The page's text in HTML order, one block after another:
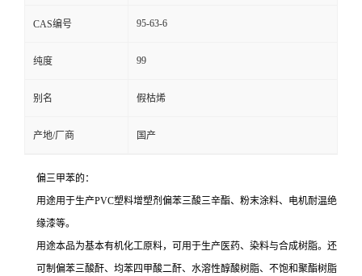
CAS编号 95-63-6
纯度 99
别名 假枯烯
产地/厂商 国产
偏三甲苯的：
用途用于生产PVC塑料增塑剂偏苯三酸三辛酯、粉末涂料、电机耐温绝
缘漆等。
用途本品为基本有机化工原料，可用于生产医药、染料与合成树脂。还
可制偏苯三酸酐、均苯四甲酸二酐、水溶性醇酸树脂、不饱和聚酯树脂